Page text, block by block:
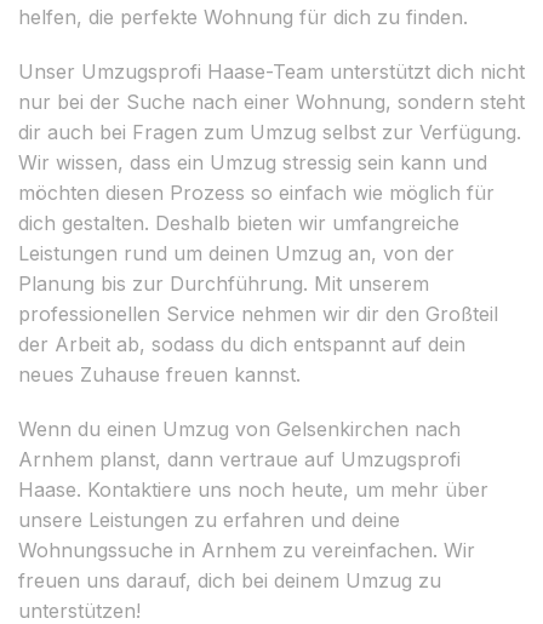
helfen, die perfekte Wohnung für dich zu finden.
Unser Umzugsprofi Haase-Team unterstützt dich nicht
nur bei der Suche nach einer Wohnung, sondern steht
dir auch bei Fragen zum Umzug selbst zur Verfügung.
Wir wissen, dass ein Umzug stressig sein kann und
möchten diesen Prozess so einfach wie möglich für
dich gestalten. Deshalb bieten wir umfangreiche
Leistungen rund um deinen Umzug an, von der
Planung bis zur Durchführung. Mit unserem
professionellen Service nehmen wir dir den Großteil
der Arbeit ab, sodass du dich entspannt auf dein
neues Zuhause freuen kannst.
Wenn du einen Umzug von Gelsenkirchen nach
Arnhem planst, dann vertraue auf Umzugsprofi
Haase. Kontaktiere uns noch heute, um mehr über
unsere Leistungen zu erfahren und deine
Wohnungssuche in Arnhem zu vereinfachen. Wir
freuen uns darauf, dich bei deinem Umzug zu
unterstützen!